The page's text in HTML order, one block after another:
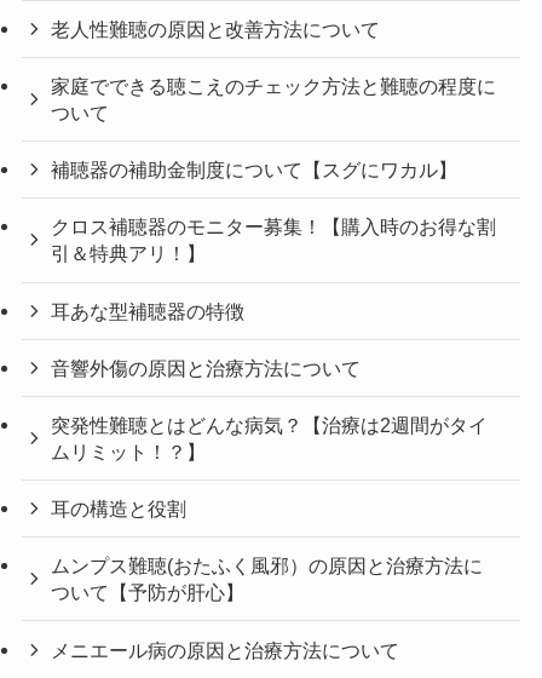
老人性難聴の原因と改善方法について
家庭でできる聴こえのチェック方法と難聴の程度に
ついて
補聴器の補助金制度について【スグにワカル】
クロス補聴器のモニター募集！【購入時のお得な割
引＆特典アリ！】
耳あな型補聴器の特徴
音響外傷の原因と治療方法について
突発性難聴とはどんな病気？【治療は2週間がタイ
ムリミット！？】
耳の構造と役割
ムンプス難聴(おたふく風邪）の原因と治療方法に
ついて【予防が肝心】
メニエール病の原因と治療方法について